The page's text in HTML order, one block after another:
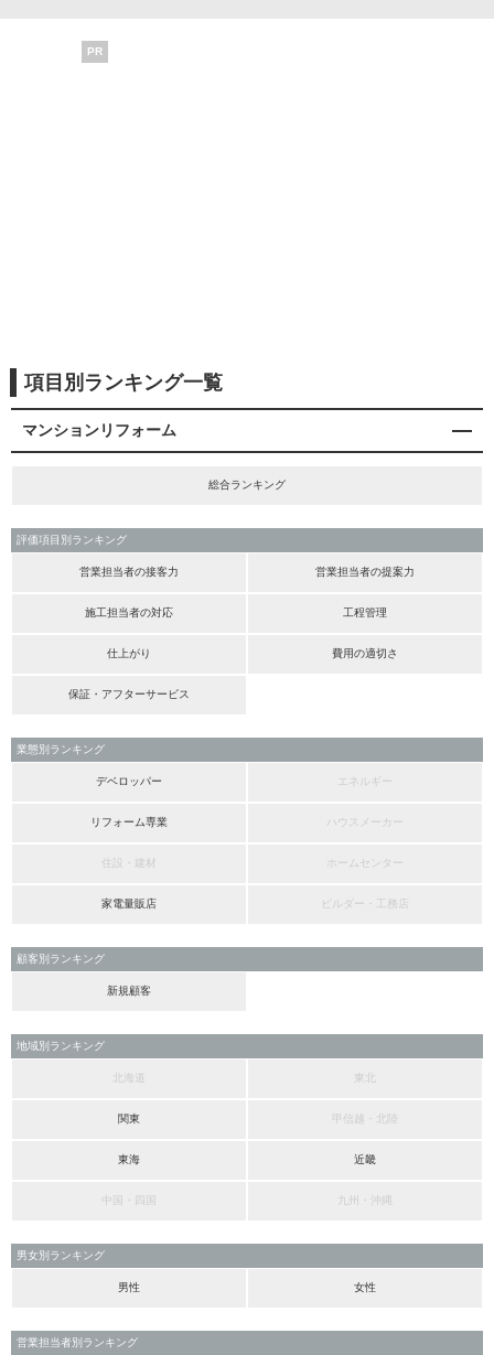
PR
項目別ランキング一覧
マンションリフォーム
総合ランキング
評価項目別ランキング
営業担当者の接客力 営業担当者の提案力
施工担当者の対応 工程管理
仕上がり 費用の適切さ
保証・アフターサービス
業態別ランキング
デベロッパー エネルギー
リフォーム専業 ハウスメーカー
住設・建材 ホームセンター
家電量販店 ビルダー・工務店
顧客別ランキング
新規顧客
地域別ランキング
北海道 東北
関東 甲信越・北陸
東海 近畿
中国・四国 九州・沖縄
男女別ランキング
男性 女性
営業担当者別ランキング